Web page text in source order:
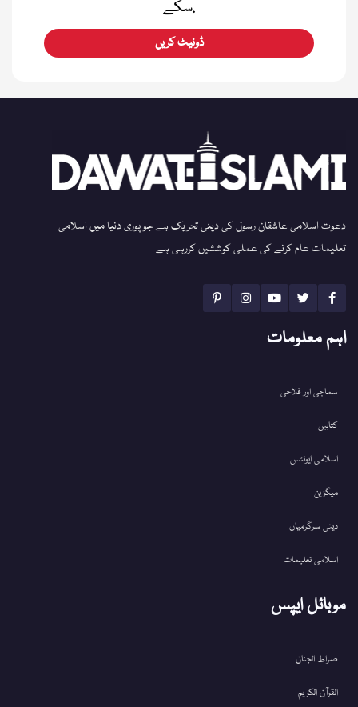
سکے.
ڈونیٹ کریں
دعوت اسلامی عاشقان رسول کی دینی تحریک ہے جو پوری دنیا میں اسلامی
تعلیمات عام کرنے کی عملی کوششیں کررہی ہے
اہم معلومات
سماجی اور فلاحی
کتابیں
اسلامی ایونٹس
میگزین
دینی سرگرمیاں
اسلامی تعلیمات
موبائل ایپس
صراط الجنان
القرآن الکریم